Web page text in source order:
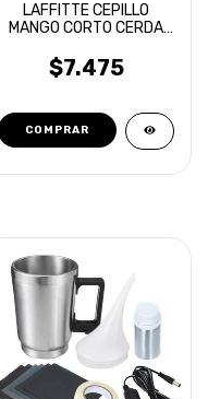
LAFFITTE CEPILLO
MANGO CORTO CERDA
PASARUEDAS
$7.475